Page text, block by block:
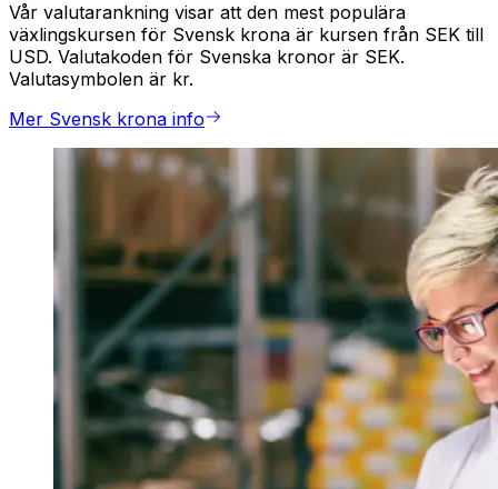
Vår valutarankning visar att den mest populära
växlingskursen för Svensk krona är kursen från SEK till
USD. Valutakoden för Svenska kronor är SEK.
Valutasymbolen är kr.
Mer Svensk krona info